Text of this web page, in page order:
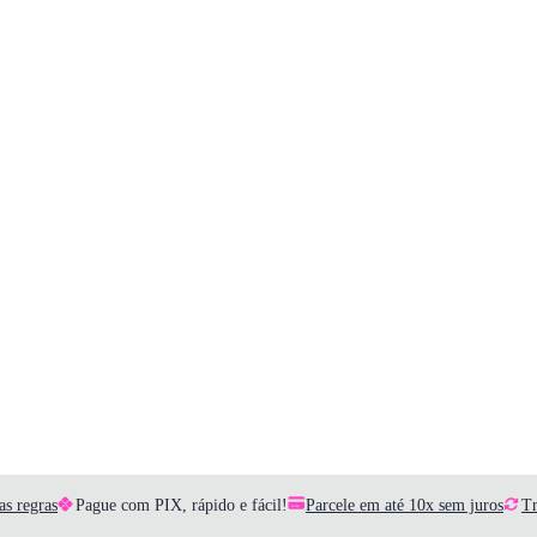
regras Pague com PIX, rápido e fácil! Parcele em até 10x sem juros